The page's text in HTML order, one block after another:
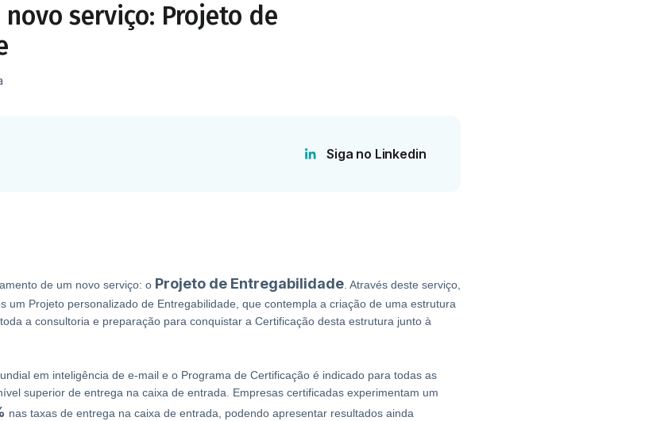
serviço: Projeto de
Siga no Linkedin
de um novo serviço: o Projeto de Entregabilidade. Através deste serviço,
um Projeto personalizado de Entregabilidade, que contempla a criação de uma estrutura
a consultoria e preparação para conquistar a Certificação desta estrutura junto à
em inteligência de e-mail e o Programa de Certificação é indicado para todas as
superior de entrega na caixa de entrada. Empresas certificadas experimentam um
nas taxas de entrega na caixa de entrada, podendo apresentar resultados ainda